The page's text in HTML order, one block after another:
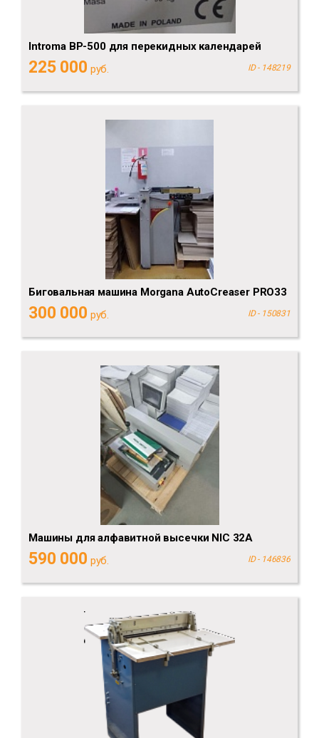
Introma BP-500 для перекидных календарей
225 000 руб. ID - 148219
Биговальная машина Morgana AutoCreaser PRO33
300 000 руб. ID - 150831
Машины для алфавитной высечки NIC 32A
590 000 руб. ID - 146836